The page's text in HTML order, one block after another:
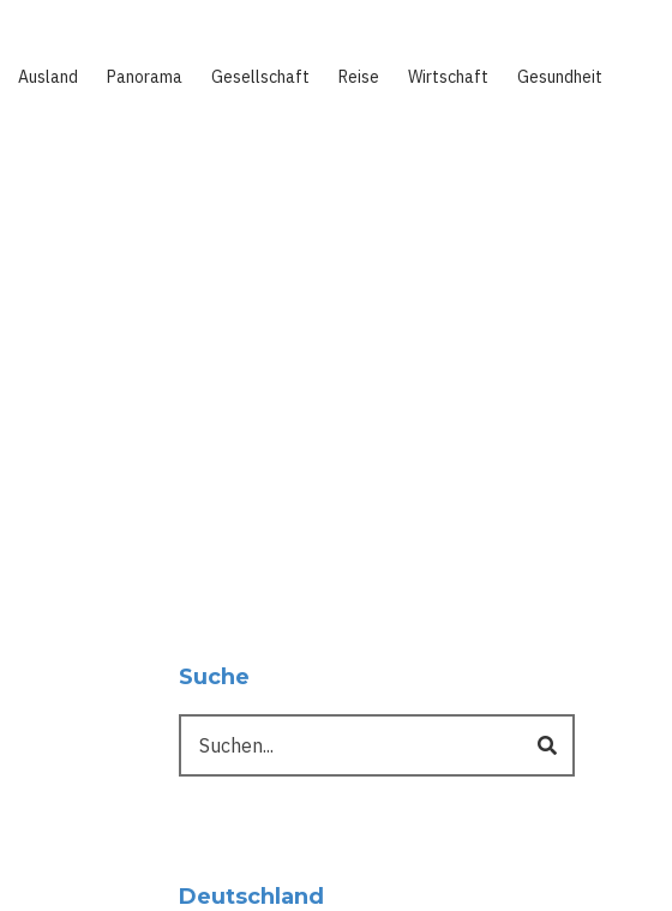
Ausland Panorama Gesellschaft Reise Wirtschaft Gesundheit
Suche
Deutschland